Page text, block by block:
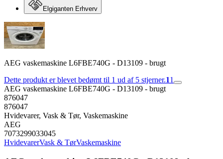
Elgiganten Erhverv
AEG vaskemaskine L6FBE740G - D13109 - brugt
Dette produkt er blevet bedømt til 1 ud af 5 stjerner.11
AEG vaskemaskine L6FBE740G - D13109 - brugt
876047
876047
Hvidevarer, Vask & Tør, Vaskemaskine
AEG
7073299033045
HvidevarerVask & TørVaskemaskine